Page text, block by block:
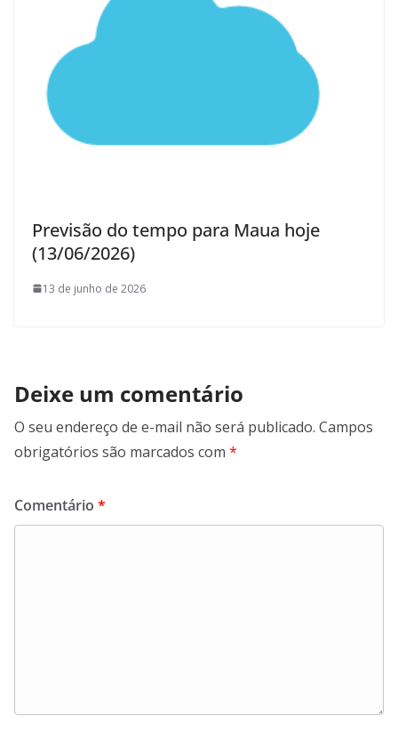
Previsão do tempo para Maua hoje
(13/06/2026)
13 de junho de 2026
Deixe um comentário
O seu endereço de e-mail não será publicado. Campos
obrigatórios são marcados com *
Comentário *